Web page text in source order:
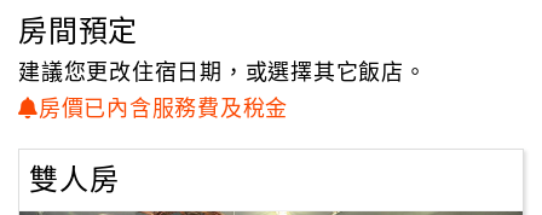
地
圖
顧
務
房間預定
建議您更改住宿日期，或選擇其它飯店。
房價已內含服務費及稅金
雙人房